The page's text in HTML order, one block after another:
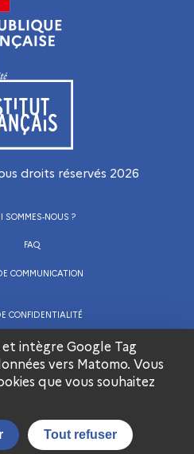
de l’Institut français
droits réservés 2026
SOMMES-NOUS ?
FAQ
COMMUNICATION
CONFIDENTIALITÉ
CGU
LÉGALES
la page Facebook de l’Institut français
Visiter la page Youtube de l’Institut français
Visiter la page LinkedIn de l’Institut
contacter
intègre Google Tag
vers Matomo. Vous
que vous souhaitez
Tout refuser